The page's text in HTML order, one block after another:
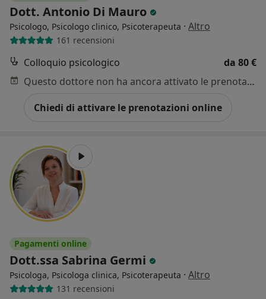
Dott. Antonio Di Mauro
Psicologo, Psicologo clinico, Psicoterapeuta · Altro
161 recensioni
Colloquio psicologico
da 80 €
Questo dottore non ha ancora attivato le prenotazioni online presso questo indirizzo.
Chiedi di attivare le prenotazioni online
Pagamenti online
Dott.ssa Sabrina Germi
Psicologa, Psicologa clinica, Psicoterapeuta · Altro
131 recensioni